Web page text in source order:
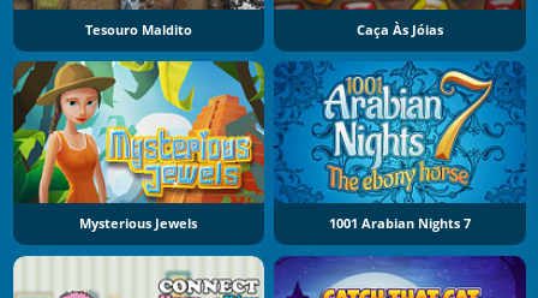
Tesouro Maldito Caça Às Jóias
Mysterious Jewels 1001 Arabian Nights 7